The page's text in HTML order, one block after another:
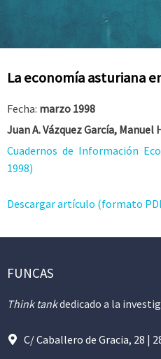
La economía asturiana
Fecha: marzo 1998
Juan A. Vázquez García, Manuel
Cuadernos de Información
1998)
Descargar artículo (formato
FUNCAS
Think tankdedicado a la
C/ Caballero de Gracia, 28 |